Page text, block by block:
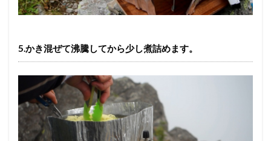
5.かき混ぜて沸騰してから少し煮詰めます。